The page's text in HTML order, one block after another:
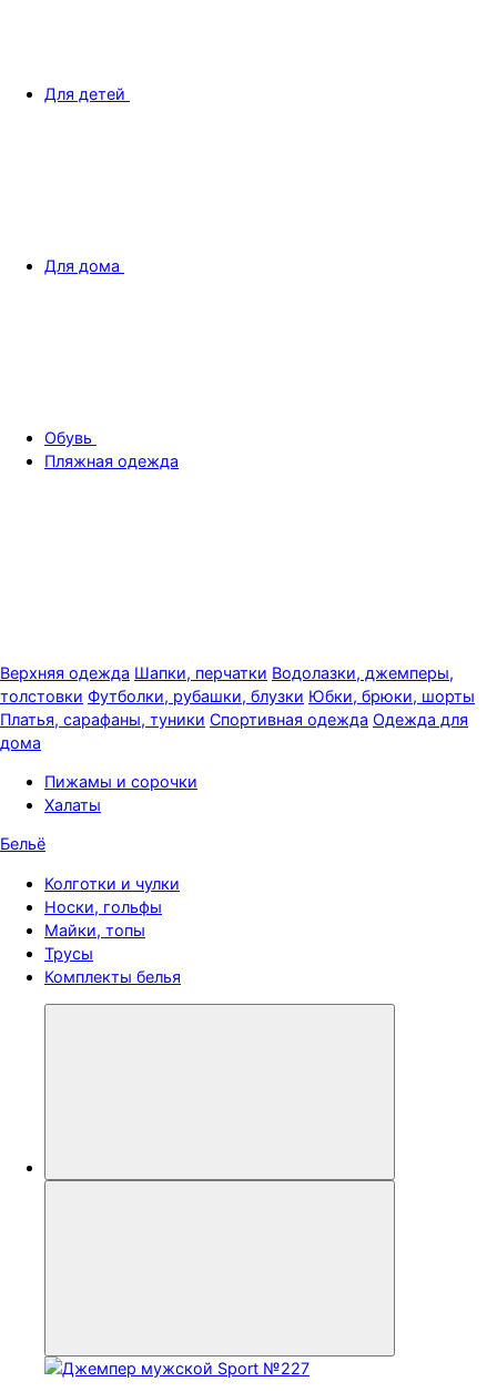
Для детей
Для дома
Обувь
Пляжная одежда
Верхняя одежда Шапки, перчатки Водолазки, джемперы,
толстовки Футболки, рубашки, блузки Юбки, брюки, шорты
Платья, сарафаны, туники Спортивная одежда Одежда для
дома
Пижамы и сорочки
Халаты
Бельё
Колготки и чулки
Носки, гольфы
Майки, топы
Трусы
Комплекты белья